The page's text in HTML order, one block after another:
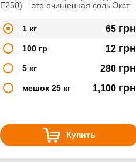
Е250) – это очищенная соль Экстра
NaNO2. Широко используется в
сфере мясопереработки, при
изготовлении
копченостей, колбас, сыровяленых
продуктов
1 кг 65 грн
100 гр 12 грн
5 кг 280 грн
мешок 25 кг 1,100 грн
Купить